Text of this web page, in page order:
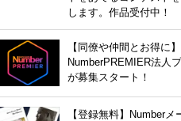
します。作品受付中！
【同僚や仲間とお得に】
NumberPREMIER法人
が募集スタート！
【登録無料】Numberメ